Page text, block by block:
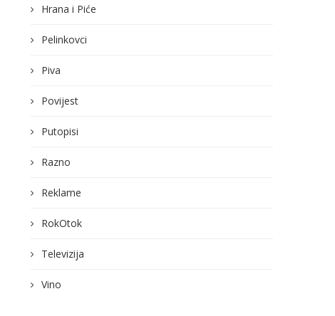
Hrana i Piće
Pelinkovci
Piva
Povijest
Putopisi
Razno
Reklame
RokOtok
Televizija
Vino